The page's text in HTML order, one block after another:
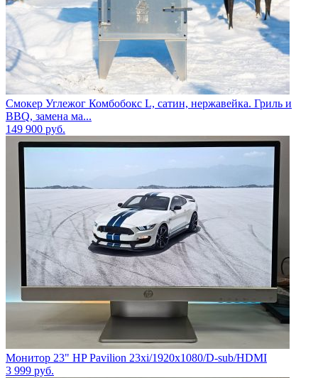
Смокер Углежог Комбобокс L, сатин, нержавейка. Гриль и
BBQ, замена ма...
149 900 руб.
Монитор 23" HP Pavilion 23xi/1920x1080/D-sub/HDMI
3 999 руб.